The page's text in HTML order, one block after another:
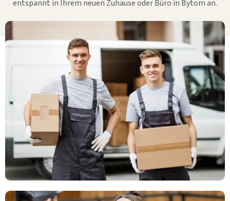
entspannt in Ihrem neuen Zuhause oder Büro in Bytom an.